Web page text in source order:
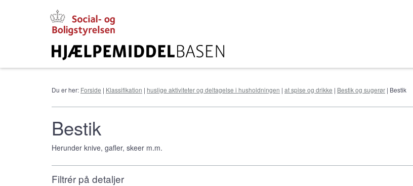
Du er her: Forside | Klassifikation | huslige aktiviteter og deltagelse i husholdningen | at spise og drikke | Bestik og sugerør | Bestik
Bestik
Herunder knive, gafler, skeer m.m.
Filtrér på detaljer